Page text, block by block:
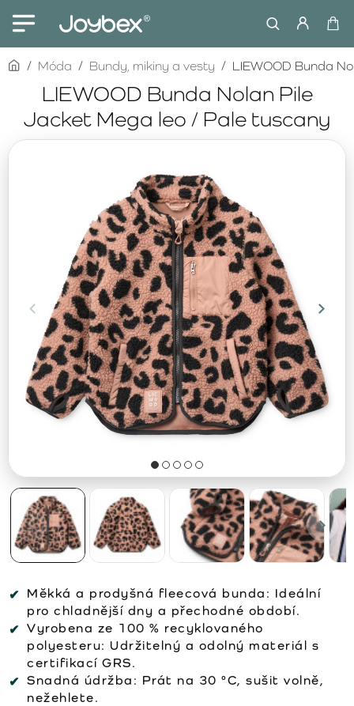
LIEWOOD Bunda Nolan Pile
Jacket Mega leo / Pale tuscany
homeMóda Bundy, mikiny a vesty LIEWOOD Bunda
Měkká a prodyšná fleecová bunda: Ideální
pro chladnější dny a přechodné období.
Vyrobena ze 100 % recyklovaného
polyesteru: Udržitelný a odolný materiál s
certifikací GRS.
Snadná údržba: Prát na 30 °C, sušit volně,
nežehlete.